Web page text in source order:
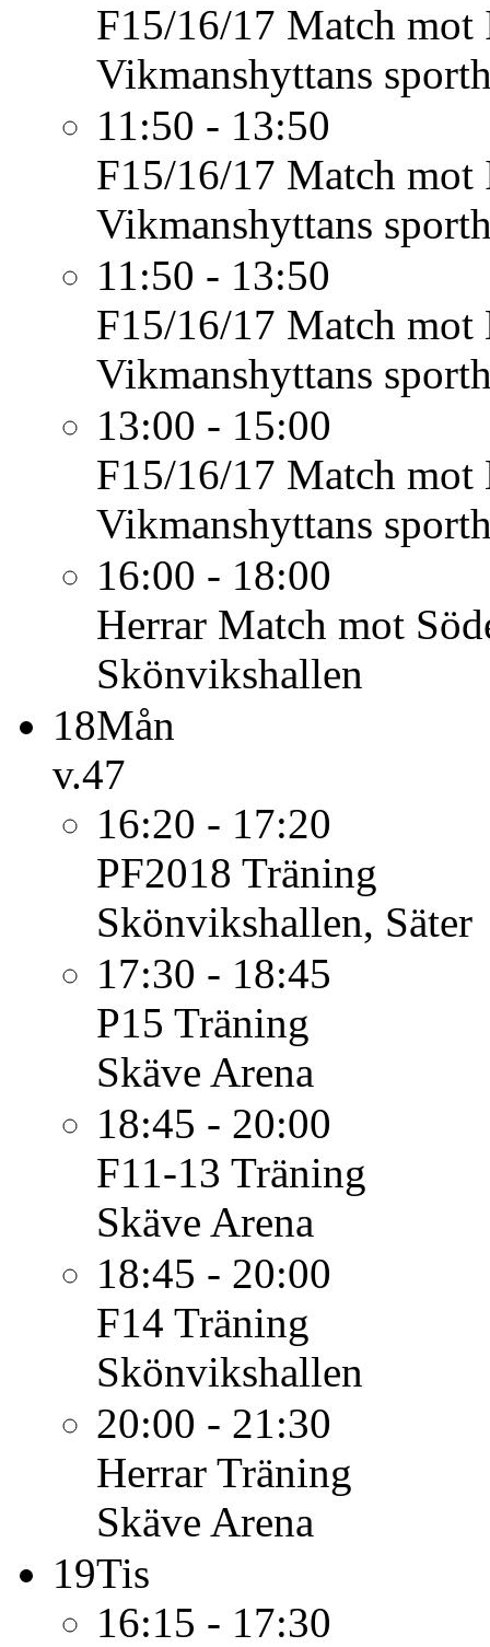
F15/16/17 Match mot
Vikmanshyttans
11:50 - 13:50
F15/16/17 Match mot
Vikmanshyttans
11:50 - 13:50
F15/16/17 Match mot
Vikmanshyttans
13:00 - 15:00
F15/16/17 Match mot
Vikmanshyttans
16:00 - 18:00
Herrar Match mot
Skönvikshallen
18Mån
v.47
16:20 - 17:20
PF2018 Träning
Skönvikshallen, Säter
17:30 - 18:45
P15 Träning
Skäve Arena
18:45 - 20:00
F11-13 Träning
Skäve Arena
18:45 - 20:00
F14 Träning
Skönvikshallen
20:00 - 21:30
Herrar Träning
Skäve Arena
19Tis
16:15 - 17:30